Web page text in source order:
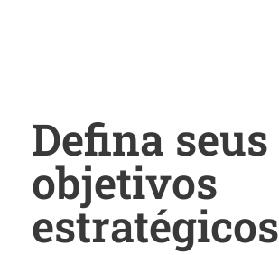
Defina seus
objetivos
estratégicos